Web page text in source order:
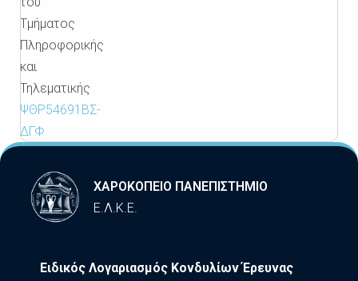
Τμήματος
Πληροφορικής
και
Τηλεματικής
ΨΘΡ54691ΒΣ-
ΔΓΦ
ΧΑΡΟΚΟΠΕΙΟ ΠΑΝΕΠΙΣΤΗΜΙΟ
Ε.Λ.Κ.Ε.
Ειδικός Λογαριασμός Κονδυλίων Έρευνας